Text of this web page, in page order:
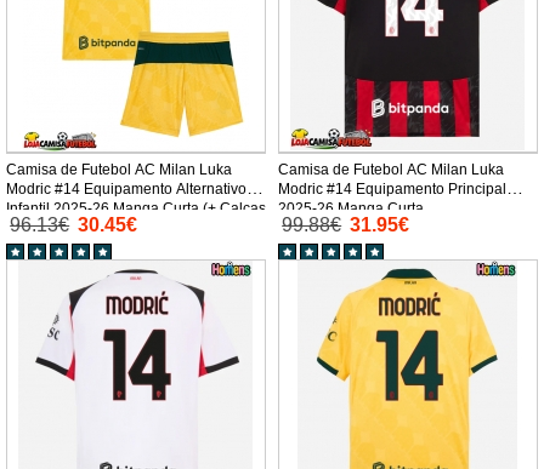
Camisa de Futebol AC Milan Luka
Modric #14 Equipamento Alternativo
Infantil 2025-26 Manga Curta (+ Calças
curtas)
96.13€ 30.45€
Camisa de Futebol AC Milan Luka
Modric #14 Equipamento Principal
2025-26 Manga Curta
99.88€ 31.95€